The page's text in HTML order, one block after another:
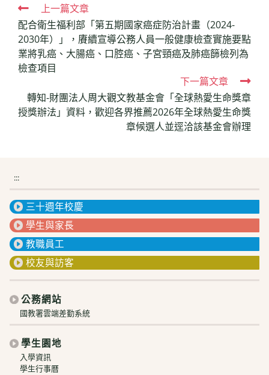
Read
more
articles
上一篇文章
配合衛生福利部「第五期國家癌症防治計畫（2024-
2030年）」，賡續宣導公務人員一般健康檢查實施要點
業將乳癌、大腸癌、口腔癌、子宮頸癌及肺癌篩檢列為
檢查項目
下一篇文章
轉知-財團法人周大觀文教基金會「全球熱愛生命獎章
授獎辦法」資料，歡迎各界推薦2026年全球熱愛生命獎
章候選人並逕洽該基金會辦理
:::
三十週年校慶
學生與家長
教職員工
校友與訪客
公務網站
國教署雲端差勤系統
學生園地
入學資訊
學生行事曆